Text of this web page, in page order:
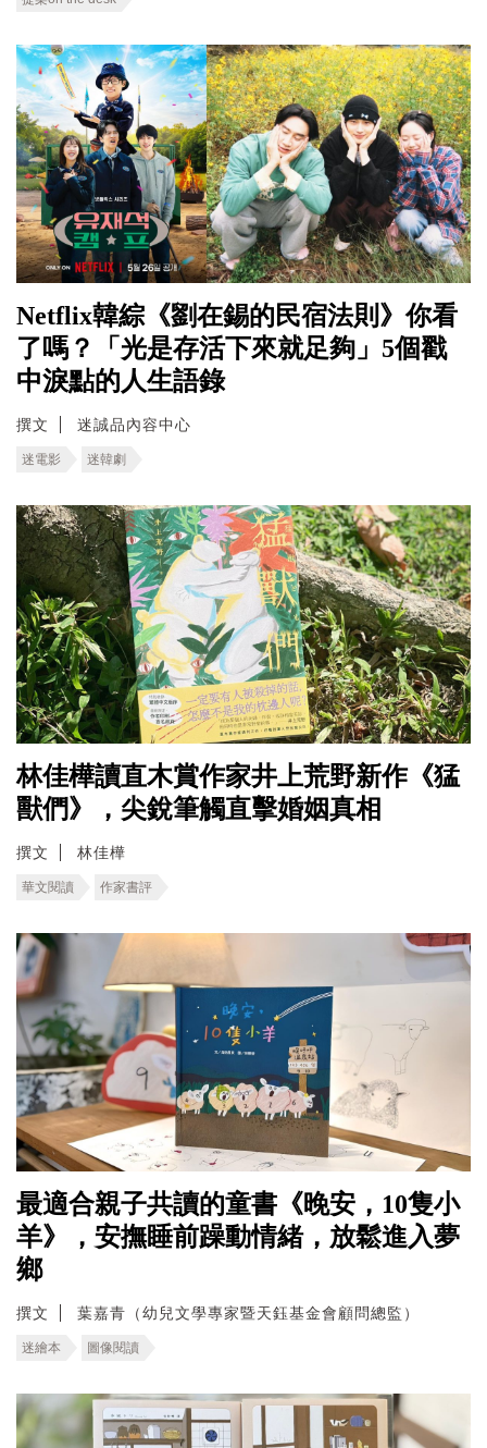
Netflix韓綜《劉在錫的民宿法則》你看
了嗎？「光是存活下來就足夠」5個戳
中淚點的人生語錄
撰文 迷誠品內容中心
迷電影 迷韓劇
林佳樺讀直木賞作家井上荒野新作《猛
獸們》，尖銳筆觸直擊婚姻真相
撰文 林佳樺
華文閱讀 作家書評
最適合親子共讀的童書《晚安，10隻小
羊》，安撫睡前躁動情緒，放鬆進入夢
鄉
撰文 葉嘉青（幼兒文學專家暨天鈺基金會顧問總監）
迷繪本 圖像閱讀